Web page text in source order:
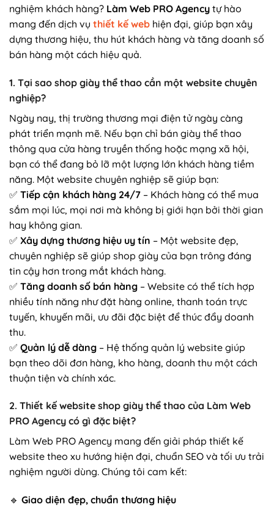
nghiệm khách hàng? Làm Web PRO Agency tự hào
mang đến dịch vụ thiết kế web hiện đại, giúp bạn xây
dựng thương hiệu, thu hút khách hàng và tăng doanh số
bán hàng một cách hiệu quả.
1. Tại sao shop giày thể thao cần một website chuyên
nghiệp?
Ngày nay, thị trường thương mại điện tử ngày càng
phát triển mạnh mẽ. Nếu bạn chỉ bán giày thể thao
thông qua cửa hàng truyền thống hoặc mạng xã hội,
bạn có thể đang bỏ lỡ một lượng lớn khách hàng tiềm
năng. Một website chuyên nghiệp sẽ giúp bạn:
✅ Tiếp cận khách hàng 24/7 – Khách hàng có thể mua
sắm mọi lúc, mọi nơi mà không bị giới hạn bởi thời gian
hay không gian.
✅ Xây dựng thương hiệu uy tín – Một website đẹp,
chuyên nghiệp sẽ giúp shop giày của bạn trông đáng
tin cậy hơn trong mắt khách hàng.
✅ Tăng doanh số bán hàng – Website có thể tích hợp
nhiều tính năng như đặt hàng online, thanh toán trực
tuyến, khuyến mãi, ưu đãi đặc biệt để thúc đẩy doanh
thu.
✅ Quản lý dễ dàng – Hệ thống quản lý website giúp
bạn theo dõi đơn hàng, kho hàng, doanh thu một cách
thuận tiện và chính xác.
2. Thiết kế website shop giày thể thao của Làm Web
PRO Agency có gì đặc biệt?
Làm Web PRO Agency mang đến giải pháp thiết kế
website theo xu hướng hiện đại, chuẩn SEO và tối ưu trải
nghiệm người dùng. Chúng tôi cam kết:
🔹 Giao diện đẹp, chuẩn thương hiệu